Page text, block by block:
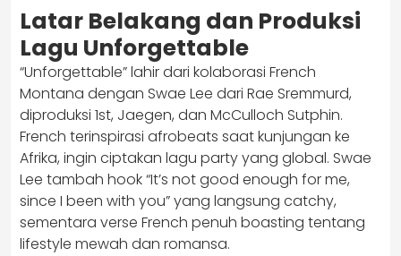
Latar Belakang dan Produksi
Lagu Unforgettable
“Unforgettable” lahir dari kolaborasi French
Montana dengan Swae Lee dari Rae Sremmurd,
diproduksi 1st, Jaegen, dan McCulloch Sutphin.
French terinspirasi afrobeats saat kunjungan ke
Afrika, ingin ciptakan lagu party yang global. Swae
Lee tambah hook “It’s not good enough for me,
since I been with you” yang langsung catchy,
sementara verse French penuh boasting tentang
lifestyle mewah dan romansa.